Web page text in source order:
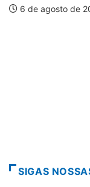
6 de agosto de
SIGAS